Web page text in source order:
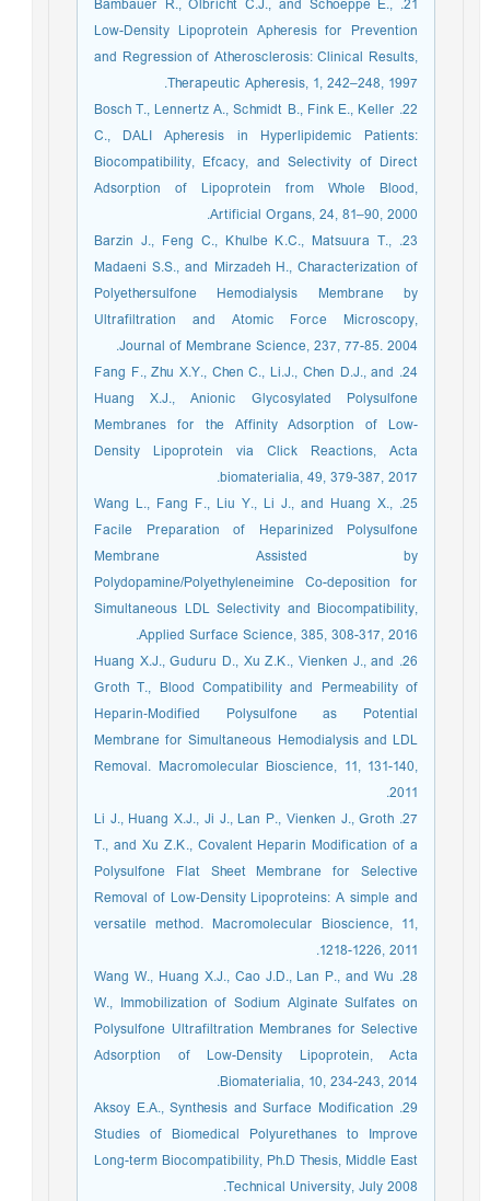
21. Bambauer R., Olbricht C.J., and Schoeppe E.,
Low-Density Lipoprotein Apheresis for Prevention
and Regression of Atherosclerosis: Clinical Results,
Therapeutic Apheresis, 1, 242–248, 1997.
22. Bosch T., Lennertz A., Schmidt B., Fink E., Keller
C., DALI Apheresis in Hyperlipidemic Patients:
Biocompatibility, Efcacy, and Selectivity of Direct
Adsorption of Lipoprotein from Whole Blood,
Artificial Organs, 24, 81–90, 2000.
23. Barzin J., Feng C., Khulbe K.C., Matsuura T.,
Madaeni S.S., and Mirzadeh H., Characterization of
Polyethersulfone Hemodialysis Membrane by
Ultrafiltration and Atomic Force Microscopy,
Journal of Membrane Science, 237, 77-85. 2004.
24. Fang F., Zhu X.Y., Chen C., Li.J., Chen D.J., and
Huang X.J., Anionic Glycosylated Polysulfone
Membranes for the Affinity Adsorption of Low-
Density Lipoprotein via Click Reactions, Acta
biomaterialia, 49, 379-387, 2017.
25. Wang L., Fang F., Liu Y., Li J., and Huang X.,
Facile Preparation of Heparinized Polysulfone
Membrane Assisted by
Polydopamine/Polyethyleneimine Co-deposition for
Simultaneous LDL Selectivity and Biocompatibility,
Applied Surface Science, 385, 308-317, 2016.
26. Huang X.J., Guduru D., Xu Z.K., Vienken J., and
Groth T., Blood Compatibility and Permeability of
Heparin‐Modified Polysulfone as Potential
Membrane for Simultaneous Hemodialysis and LDL
Removal. Macromolecular Bioscience, 11, 131-140,
2011.
27. Li J., Huang X.J., Ji J., Lan P., Vienken J., Groth
T., and Xu Z.K., Covalent Heparin Modification of a
Polysulfone Flat Sheet Membrane for Selective
Removal of Low‐Density Lipoproteins: A simple and
versatile method. Macromolecular Bioscience, 11,
1218-1226, 2011.
28. Wang W., Huang X.J., Cao J.D., Lan P., and Wu
W., Immobilization of Sodium Alginate Sulfates on
Polysulfone Ultrafiltration Membranes for Selective
Adsorption of Low-Density Lipoprotein, Acta
Biomaterialia, 10, 234-243, 2014.
29. Aksoy E.A., Synthesis and Surface Modification
Studies of Biomedical Polyurethanes to Improve
Long-term Biocompatibility, Ph.D Thesis, Middle East
Technical University, July 2008.